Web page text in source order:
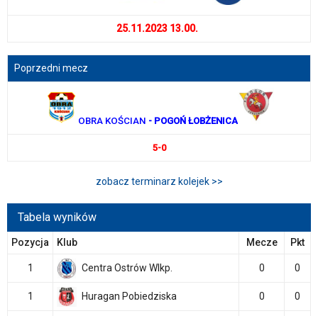
25.11.2023 13.00.
Poprzedni mecz
OBRA KOŚCIAN - POGOŃ ŁOBŻENICA
5-0
zobacz terminarz kolejek >>
Tabela wyników
Pozycja Klub Mecze Pkt
1 Centra Ostrów Wlkp. 0 0
1 Huragan Pobiedziska 0 0